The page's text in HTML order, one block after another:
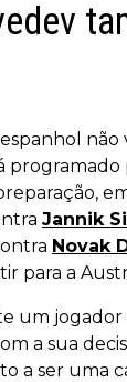
não
programado
Jannik
Novak
para a
um jogador
a sua
a ser uma